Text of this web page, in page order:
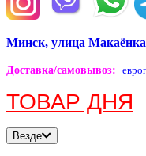
Минск, улица
Доставка/самовывоз:
ТОВАР ДНЯ
Везде